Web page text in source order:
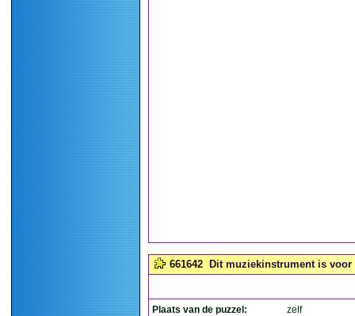
661642 Dit muziekinstrument is voor
Plaats van de puzzel:
zelf